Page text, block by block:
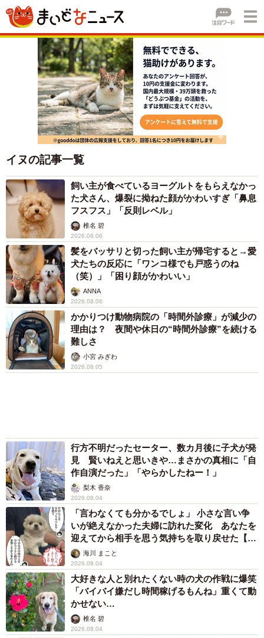
イヌの記事一覧
飼い主が食べているヨーグルトをもらえなかっ
た犬さん、爆裂に拗ねた顔がかわいすぎ「鼻息
フスフス」「反則レベル」
椎名 碧
2026.08.06
髪をバッサリと切った飼い主が帰宅すると→愛
犬たちの反応に「ワンコ様でも戸惑うのね
（笑）」「困り顔がかわいい」
ANNA
2026.08.06
かかりつけ動物病院の「時間外診療」が減少の
理由は？ 夜間や休日の“時間外診療”を続ける
難しさ
小宮 みぎわ
2026.08.05
行方不明だったセーター、数カ月後に子犬が発
見 賢いねえと思いきや…まさかの真相に「自
作自演だった」「やらかしたねー！」
梨木 香奈
2026.08.04
「言わなくても分かるでしょ」 小さな言い争
いが絶えなかった夫婦に訪れた変化 あなたを
迎えてから相手を思う気持ちを取り戻せた【漫
画】海川 まこと
2026.08.04
大好きな人と別れたくない時の犬の作戦に爆笑
「バイバイ嫌だし時間稼げるもんね」重くて動
かせない…
椎名 碧
2026.08.04